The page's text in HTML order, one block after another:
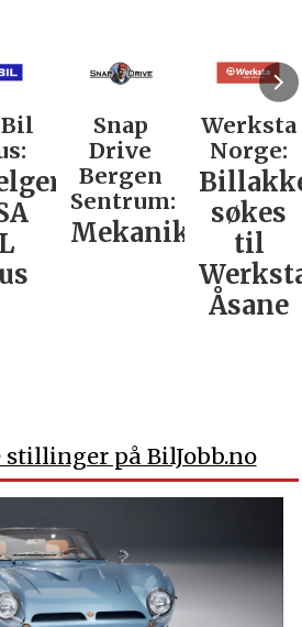
Bil
Snap
Drive
Bergen
Sentrum:
Mekaniker
Werksta
Norge:
søkes
til
Åsane
stillinger på BilJobb.no